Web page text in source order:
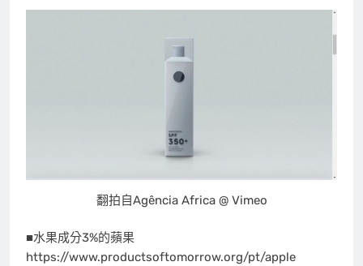
翻拍自Agência Africa @ Vimeo
■水果成分3%的蘋果
https://www.productsoftomorrow.org/pt/apple